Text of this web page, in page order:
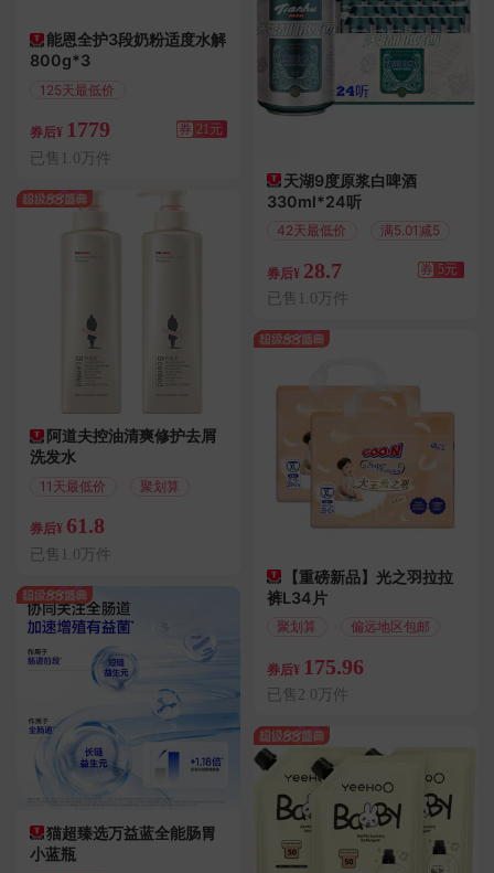
能恩全护3段奶粉适度水解
800g*3
125天最低价
券后¥ 1779 券 21元
已售1.0万件
阿道夫控油清爽修护去屑
洗发水
11天最低价 聚划算
券后¥ 61.8
已售1.0万件
猫超臻选万益蓝全能肠胃
小蓝瓶
天湖9度原浆白啤酒
330ml*24听
42天最低价 满5.01减5
券后¥ 28.7 券 5元
已售1.0万件
【重磅新品】光之羽拉拉
裤L34片
聚划算 偏远地区包邮
券后¥ 175.96
已售2.0万件